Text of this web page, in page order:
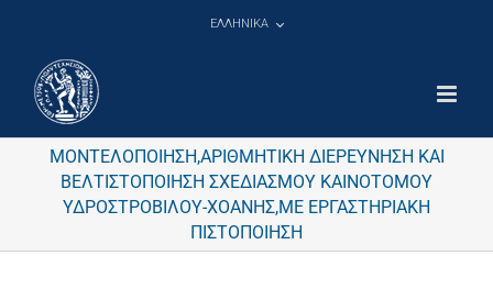
ΕΛΛΗΝΙΚΑ
ΜΟΝΤΕΛΟΠΟΙΗΣΗ,ΑΡΙΘΜΗΤΙΚΗ ΔΙΕΡΕΥΝΗΣΗ ΚΑΙ
ΒΕΛΤΙΣΤΟΠΟΙΗΣΗ ΣΧΕΔΙΑΣΜΟΥ ΚΑΙΝΟΤΟΜΟΥ
ΥΔΡΟΣΤΡΟΒΙΛΟΥ-ΧΟΑΝΗΣ,ΜΕ ΕΡΓΑΣΤΗΡΙΑΚΗ
ΠΙΣΤΟΠΟΙΗΣΗ